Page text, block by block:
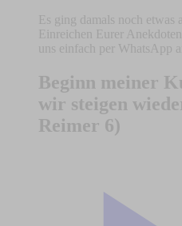
Es ging damals noch
Einreichen Eurer
uns einfach per WhatsApp
Beginn meiner
wir steigen
Reimer 6)